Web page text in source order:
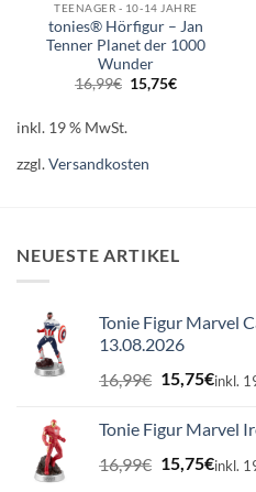
TEENAGER - 10-14 JAHRE
tonies® Hörfigur – Jan
Tenner Planet der 1000
Wunder
16,99€ Ursprünglicher
Preis
15,75€Aktueller
inkl. 19 % MwSt.
zzgl.Versandkosten
NEUESTE ARTIKEL
Tonie Figur Marvel
13.08.2026
16,99€
16,99€
15,75€inkl.
Tonie Figur Marvel
16,99€
Preis
15,75€inkl.